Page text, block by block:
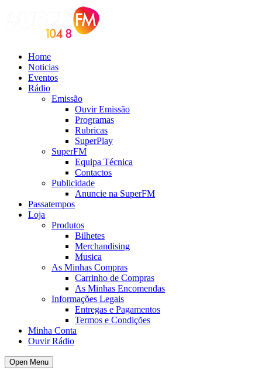
Home
Noticias
Eventos
Rádio
Emissão
Ouvir Emissão
Programas
Rubricas
SuperPlay
SuperFM
Equipa Técnica
Contactos
Publicidade
Anuncie na SuperFM
Passatempos
Loja
Produtos
Bilhetes
Merchandising
Musica
As Minhas Compras
Carrinho de Compras
As Minhas Encomendas
Informações Legais
Entregas e Pagamentos
Termos e Condições
Minha Conta
Ouvir Rádio
Open Menu